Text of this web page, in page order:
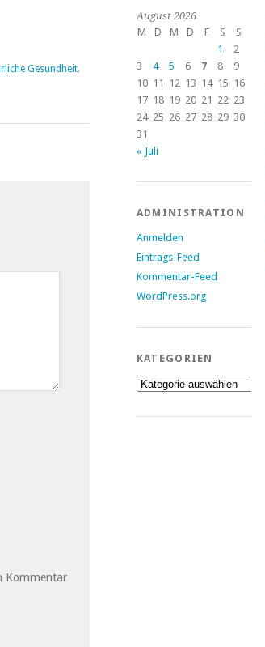
Gesundheit,
Kommentar
August 2026
M
D M D F S
S
1
2
3
4 5 6 7 8
9
10 11 12 13 14 15 16
17 18 19 20 21 22 23
24 25 26 27 28 29 30
31
« Juli
ADMINISTRATION
Anmelden
Eintrags-Feed
Kommentar-Feed
WordPress.org
KATEGORIEN
Kategorien